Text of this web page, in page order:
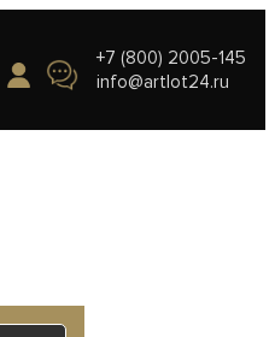
+7 (800) 2005-145
info@artlot24.ru